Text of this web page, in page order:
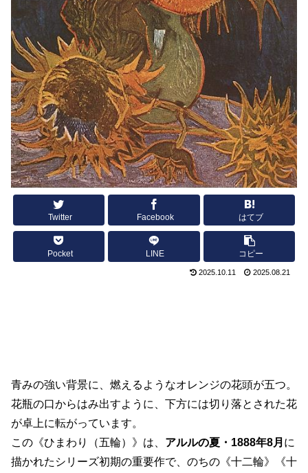
Twitter Facebook はてブ
Pocket LINE コピー
2025.10.11 2025.08.21
青みの強い背景に、燃えるようなオレンジの花頭が五つ。
花瓶の口からはみ出すように、下方には切り落とされた花
が卓上に転がっています。
この《ひまわり（五輪）》は、 アルルの夏・1888年8月 に
描かれたシリーズ初期の重要作で、のちの《十二輪》《十